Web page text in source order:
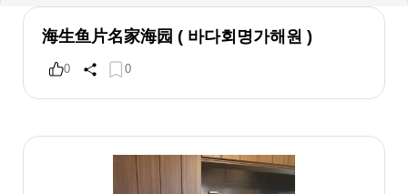
海生鱼片名家海园 ( 바다회명가해원 )
0 0